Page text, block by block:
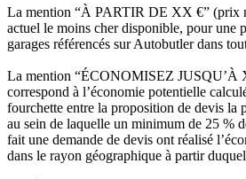
La mention “À PARTIR DE XX €” (prix
actuel le moins cher disponible, pour une
garages référencés sur Autobutler dans
La mention “ÉCONOMISEZ JUSQU’À
correspond à l’économie potentielle
fourchette entre la proposition de devis la
au sein de laquelle un minimum de 25 %
fait une demande de devis ont réalisé
dans le rayon géographique à partir